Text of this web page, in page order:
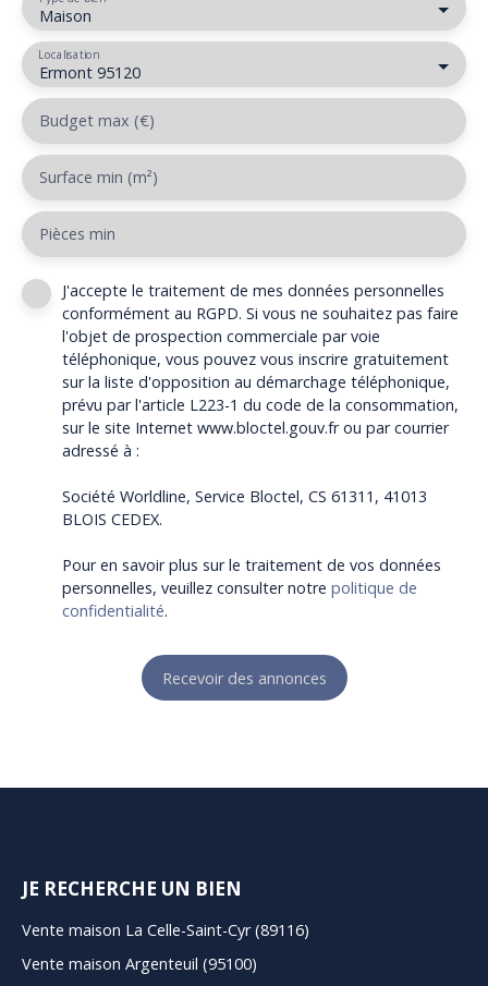
Maison
Ermont 95120
Localisation
Budget max (€)
Surface min (m²)
Pièces min
J'accepte le traitement de mes données personnelles
conformément au RGPD. Si vous ne souhaitez pas faire
l'objet de prospection commerciale par voie
téléphonique, vous pouvez vous inscrire gratuitement
sur la liste d'opposition au démarchage téléphonique,
prévu par l'article L223-1 du code de la consommation,
sur le site Internet www.bloctel.gouv.fr ou par courrier
adressé à :
Société Worldline, Service Bloctel, CS 61311, 41013
BLOIS CEDEX.
Pour en savoir plus sur le traitement de vos données
personnelles, veuillez consulter notre politique de
confidentialité.
Recevoir des annonces
JE RECHERCHE UN BIEN
Vente maison La Celle-Saint-Cyr (89116)
Vente maison Argenteuil (95100)